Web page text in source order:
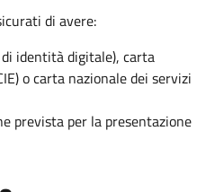
di avere:
identità digitale), carta
o carta nazionale dei servizi
prevista per la presentazione